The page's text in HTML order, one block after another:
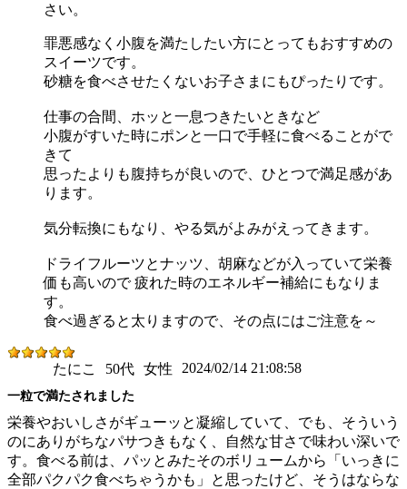
さい。
罪悪感なく小腹を満たしたい方にとってもおすすめの
スイーツです。
砂糖を食べさせたくないお子さまにもぴったりです。
仕事の合間、ホッと一息つきたいときなど
小腹がすいた時にポンと一口で手軽に食べることがで
きて
思ったよりも腹持ちが良いので、ひとつで満足感があ
ります。
気分転換にもなり、やる気がよみがえってきます。
ドライフルーツとナッツ、胡麻などが入っていて栄養
価も高いので 疲れた時のエネルギー補給にもなりま
す。
食べ過ぎると太りますので、その点にはご注意を～
たにこ 50代 女性 2024/02/14 21:08:58
一粒で満たされました
栄養やおいしさがギューッと凝縮していて、でも、そういう
のにありがちなパサつきもなく、自然な甘さで味わい深いで
す。食べる前は、パッとみたそのボリュームから「いっきに
全部パクパク食べちゃうかも」と思ったけど、そうはならな